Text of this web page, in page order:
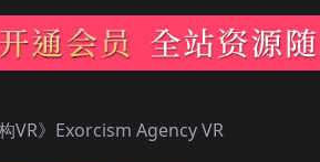
VR》Exorcism Agency VR